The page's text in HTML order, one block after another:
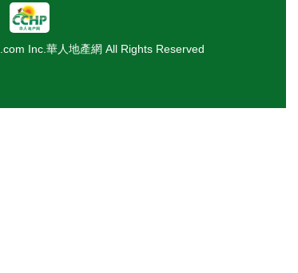
Inc.華人地產網 All Rights Reserved